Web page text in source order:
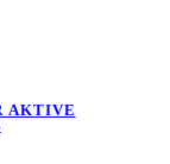
AKTIVE